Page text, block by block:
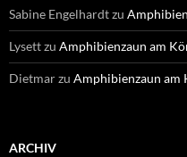
Sabine Engelhardtzu
Lysettzu Amphibienzaun am
Dietmarzu Amphibienzaun am
ARCHIV